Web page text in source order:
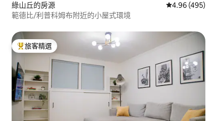
綠山丘的房源 從 495 則評價
4.96 (495)
範德比/利普科姆布附近的小屋式環境
旅客精選榜首
旅客精選